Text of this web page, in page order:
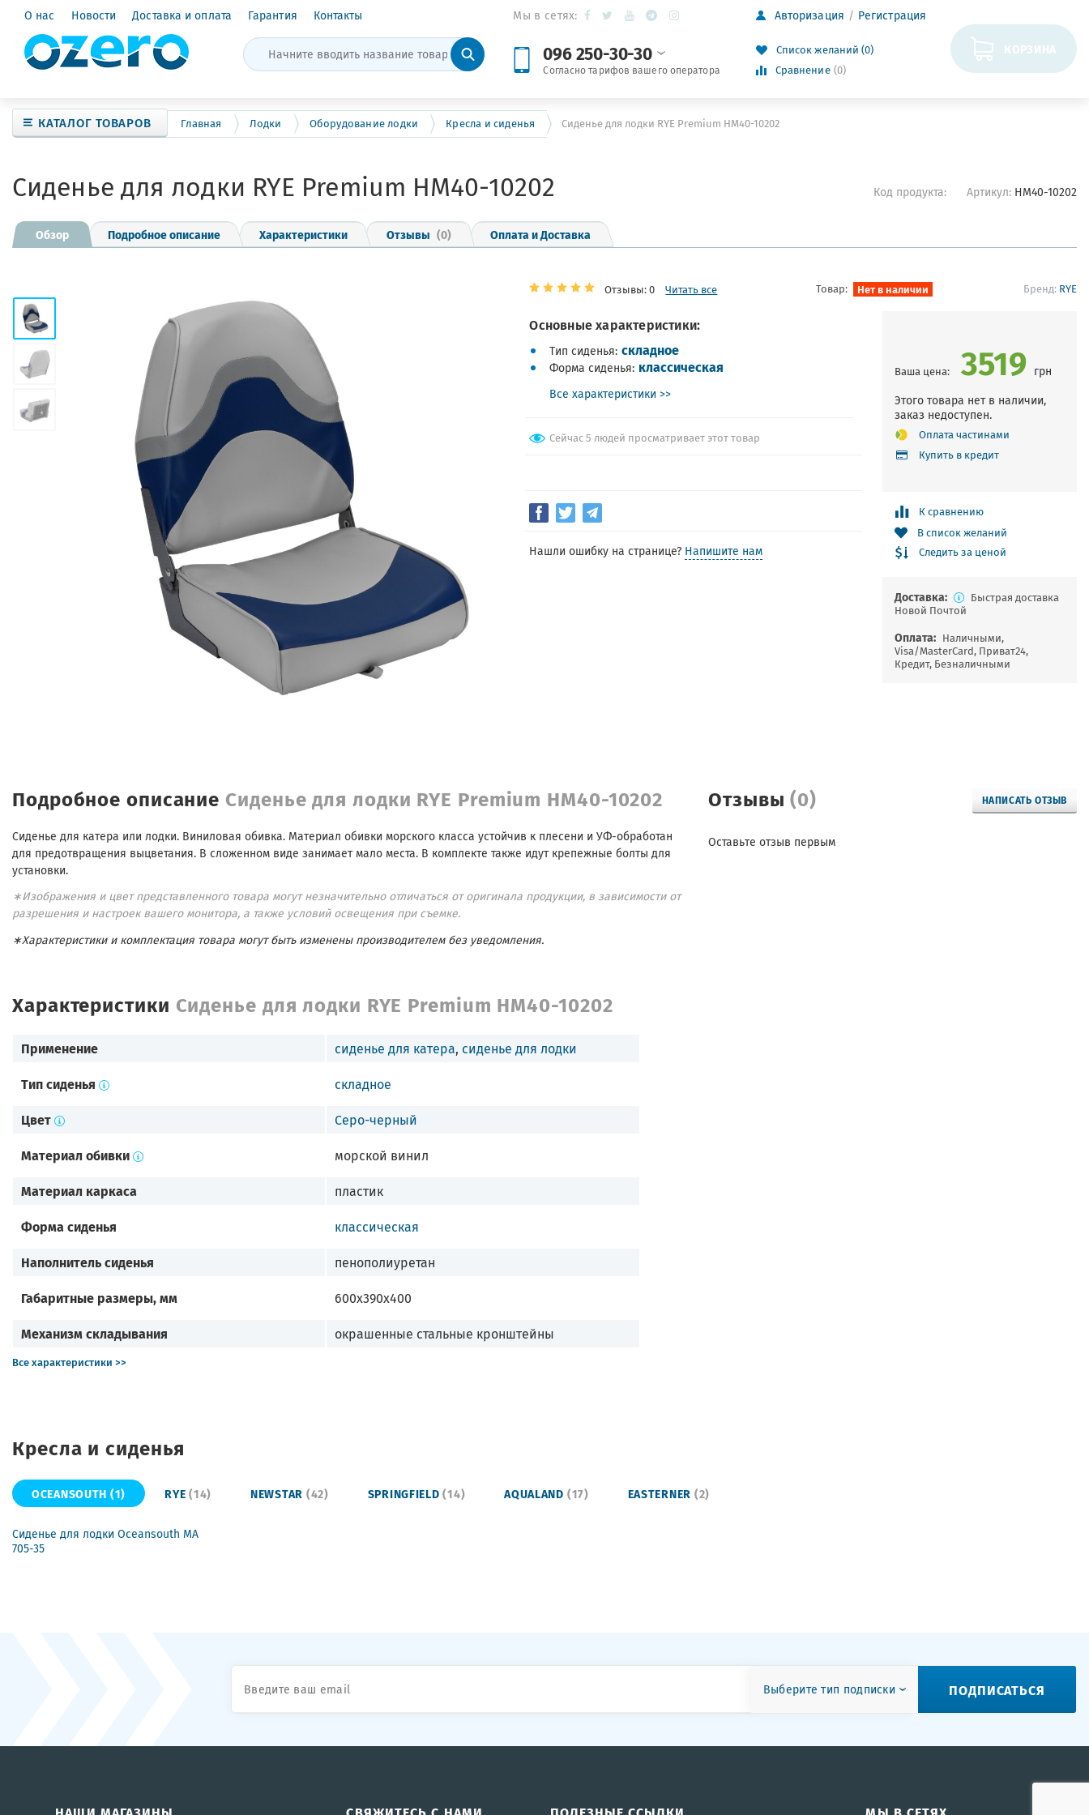
О нас Новости Доставка и оплата Гарантия Контакты Мы в сетях:
096 250-30-30
Согласно тарифов вашего оператора
Авторизация Регистрация
Список желаний (0)
Сравнение (0)
КОРЗИНА
КАТАЛОГ ТОВАРОВ Главная Лодки Оборудование лодки Кресла и сиденья Сиденье для лодки RYE Premium HM40-10202
Сиденье для лодки RYE Premium HM40-10202 Код продукта: Артикул: HM40-10202
Обзор Подробное описание Характеристики Отзывы (0) Оплата и Доставка
Отзывы: 0 Читать все Товар: Нет в наличии Бренд: RYE
Основные характеристики:
Тип сиденья складное
Форма сиденья классическая
Все характеристики >>
Сейчас 5 людей просматривает этот товар
Нашли ошибку на странице? Напишите нам
Ваша цена: 3519 грн
Этого товара нет в наличии,
заказ недоступен.
Оплата частинами
Купить в кредит
К сравнению
В список желаний
Следить за ценой
Доставка:
Быстрая доставка
Новой Почтой
Оплата: Наличными,
Visa/MasterCard, Приват24,
Кредит, Безналичными
Отзывы(0) НАПИСАТЬ ОТЗЫВ
Оставьте отзыв первым
Подробное описание Сиденье для лодки RYE Premium HM40-10202
Сиденье для катера или лодки. Виниловая обивка. Материал обивки морского класса устойчив к плесени и УФ-обработан
для предотвращения выцветания. В сложенном виде занимает мало места. В комплекте также идут крепежные болты для
установки.
∗Изображения и цвет представленного товара могут незначительно отличаться от оригинала продукции, в зависимости от
разрешения и настроек вашего монитора, а также условий освещения при съемке.
∗Характеристики и комплектация товара могут быть изменены производителем без уведомления.
Характеристики Сиденье для лодки RYE Premium HM40-10202
Применение сиденье для катера, сиденье для лодки
Тип сиденья складное
Цвет Серо-черный
Материал обивки морской винил
Материал каркаса пластик
Форма сиденья классическая
Наполнитель сиденья пенополиуретан
Габаритные размеры, мм 600х390х400
Механизм складывания окрашенные стальные кронштейны
Все характеристики >>
Кресла и сиденья
OCEANSOUTH (1) RYE(14) NEWSTAR (42) SPRINGFIELD (14) AQUALAND (17) EASTERNER (2)
Сиденье для лодки Oceansouth MA
705-35
Выберите тип подписки ПОДПИСАТЬСЯ